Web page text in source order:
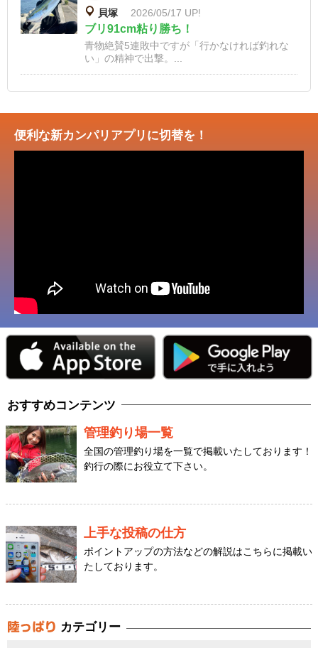
貝塚 2026/05/17 UP!
ブリ91cm粘り勝ち！
青物絶賛5連敗中ですが「行かなければ釣れな
い」の精神で出撃。...
便利な新カンパリアプリに切替を！
おすすめコンテンツ
管理釣り場一覧
全国の管理釣り場を一覧で掲載いたしております！
釣行の際にお役立て下さい。
上手な投稿の仕方
ポイントアップの方法などの解説はこちらに掲載い
たしております。
カテゴリー